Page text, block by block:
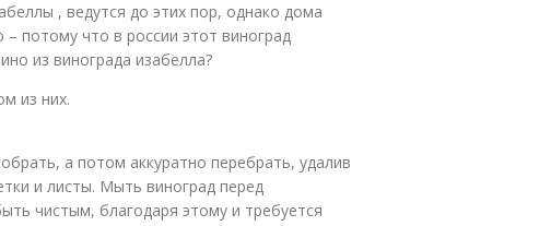
, ведутся до этих пор, однако дома
потому что в россии этот виноград
из винограда изабелла?
из них.
а потом аккуратно перебрать, удалив
и листы. Мыть виноград перед
чистым, благодаря этому и требуется